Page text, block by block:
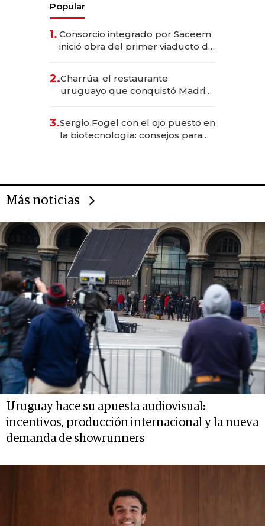
Popular
1. Consorcio integrado por Saceem
inició obra del primer viaducto de
millones
2.Charrúa, el restaurante
uruguayo que conquistó Madrid:
anticipación y prepara apertura
3.Sergio Fogel con el ojo puesto en
la biotecnología: consejos para
Más noticias
Uruguay hace su apuesta audiovisual:
incentivos, producción internacional y la nueva
demanda de showrunners